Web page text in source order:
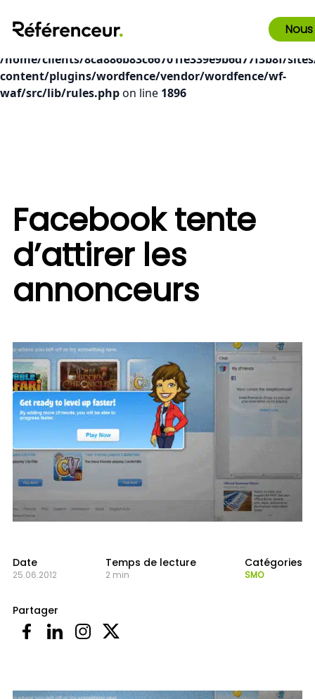
Deprecated: preg_replace(): Passing null to parameter #3
($subject) of type array|string is deprecated in
/home/clients/8ca886b83c66701fe339e9b6d77f3b8f/
content/plugins/wordfence/vendor/wordfence/wf-
waf/src/lib/rules.phpon line 1896
Facebook tente
d’attirer les
annonceurs
Date
25.06.2012
Temps de lecture
2 min
Catégories
SMO
Partager